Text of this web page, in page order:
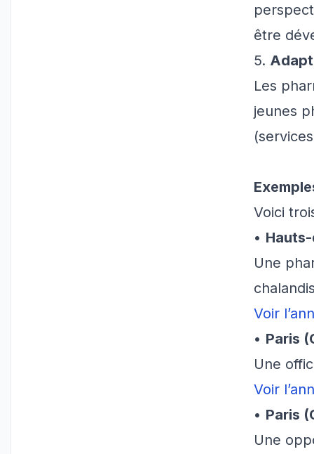
être
5.
Les
jeunes
Voici
•
Une
Voir
• Paris
Une
Voir
• Paris
Une